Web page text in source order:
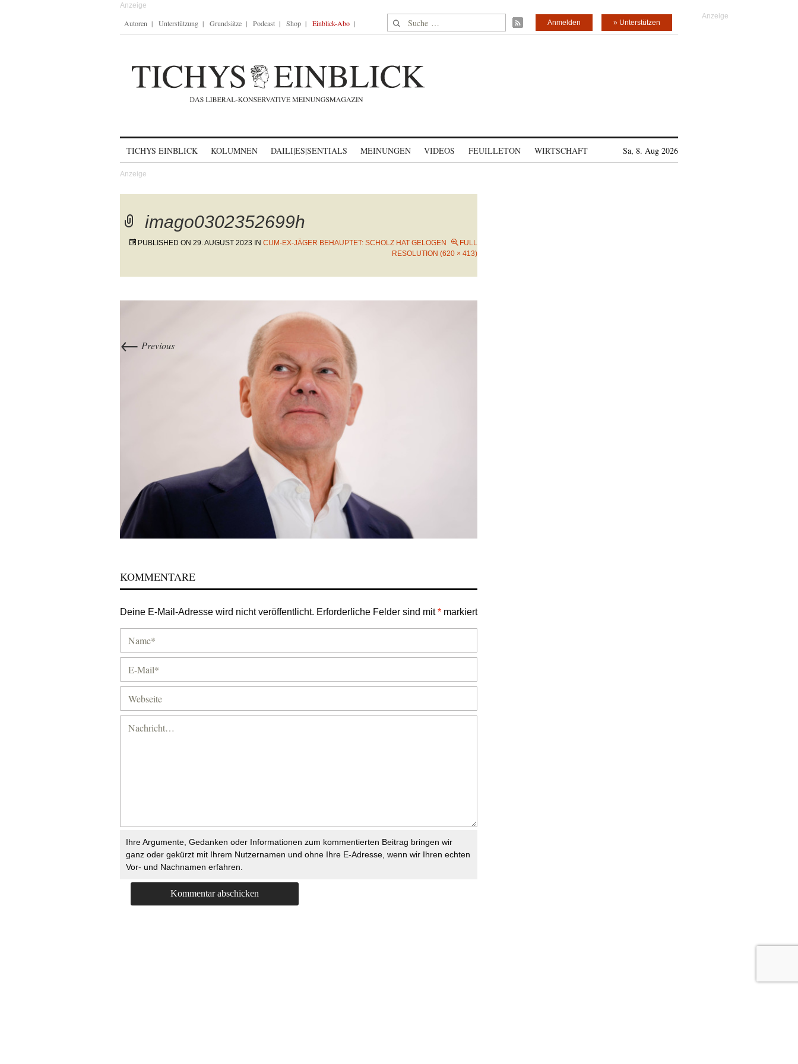
Autoren Unterstützung Grundsätze Podcast Shop Einblick-Abo Suche nach: » Unterstützen
Anmelden
TICHYS EINBLICK KOLUMNEN DAILI|ES|SENTIALS MEINUNGEN VIDEOS FEUILLETON WIRTSCHAFT Sa, 8. Aug 2026
imago0302352699h
PUBLISHED ON 29. AUGUST 2023 IN CUM-EX-JÄGER BEHAUPTET: SCHOLZ HAT GELOGEN
FULL
RESOLUTION (620 × 413)
← Previous
KOMMENTARE
Deine E-Mail-Adresse wird nicht veröffentlicht. Erforderliche Felder sind mit* markiert
Ihre Argumente, Gedanken oder Informationen zum kommentierten Beitrag bringen wir
ganz oder gekürzt mit Ihrem Nutzernamen und ohne Ihre E-Adresse, wenn wir Ihren echten
Vor- und Nachnamen erfahren.